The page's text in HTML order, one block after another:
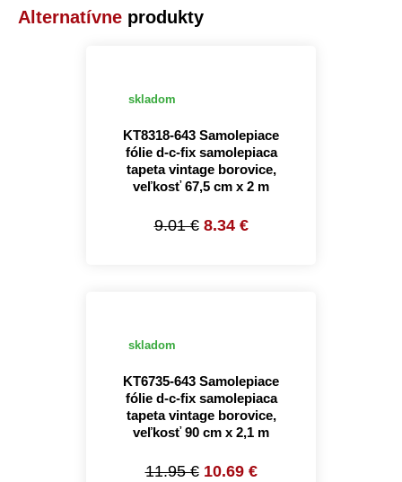
Alternatívne produkty
skladom
KT8318-643 Samolepiace
fólie d-c-fix samolepiaca
tapeta vintage borovice,
veľkosť 67,5 cm x 2 m
9.01 € 8.34 €
skladom
KT6735-643 Samolepiace
fólie d-c-fix samolepiaca
tapeta vintage borovice,
veľkosť 90 cm x 2,1 m
11.95 € 10.69 €